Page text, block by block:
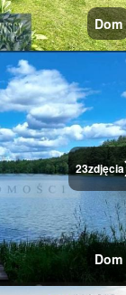
Dom
23zdjęcia
Dom